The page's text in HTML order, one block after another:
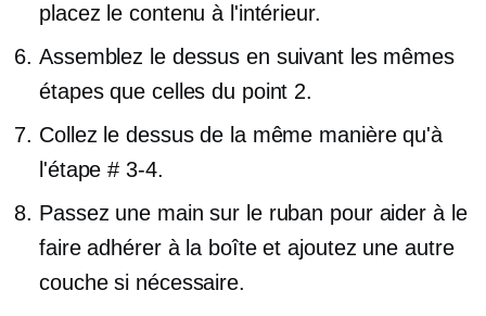
placez le contenu à l'intérieur.
Assemblez le dessus en suivant les mêmes
étapes que celles du point 2.
Collez le dessus de la même manière qu'à
l'étape# 3-4.
Passez une main sur le ruban pour aider à le
faire adhérer à la boîte et ajoutez une autre
couche si nécessaire.